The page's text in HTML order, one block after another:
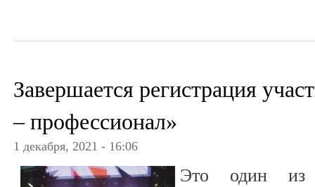
Завершается регистрация
– профессионал»
1 декабря, 2021 - 16:06
Это один из